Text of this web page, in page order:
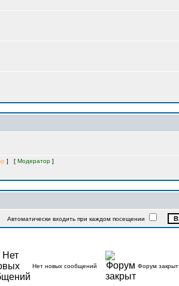
] [ Модератор ]
Автоматически входить при каждом посещении
Нет новых сообщений Форум закрыт